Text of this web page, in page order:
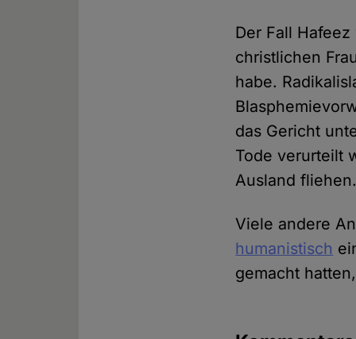
Der Fall
christlichen
habe.
das Gericht
Tode verurteilt
Ausland fliehen.
Viele andere
humanistisch
gemacht